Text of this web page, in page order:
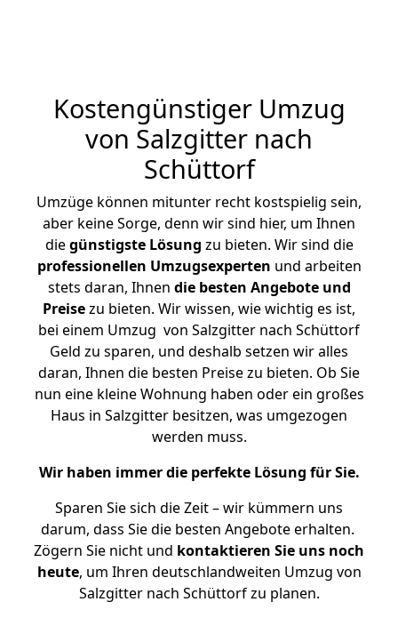
Kostengünstiger Umzug
von Salzgitter nach
Schüttorf
Umzüge können mitunter recht kostspielig sein,
aber keine Sorge, denn wir sind hier, um Ihnen
diegünstigste Lösung zu bieten. Wir sind die
professionellen Umzugsexperten und arbeiten
stets daran, Ihnen die besten Angebote und
Preisezu bieten. Wir wissen, wie wichtig es ist,
bei einem Umzug von Salzgitter nach Schüttorf
Geld zu sparen, und deshalb setzen wir alles
daran, Ihnen die besten Preise zu bieten. Ob Sie
nun eine kleine Wohnung haben oder ein großes
Haus in Salzgitter besitzen, was umgezogen
werden muss.
Wir haben immer die perfekte Lösung für Sie.
Sparen Sie sich die Zeit – wir kümmern uns
darum, dass Sie die besten Angebote erhalten.
Zögern Sie nicht und kontaktieren Sie uns noch
heute, um Ihren deutschlandweiten Umzug von
Salzgitter nach Schüttorf zu planen.